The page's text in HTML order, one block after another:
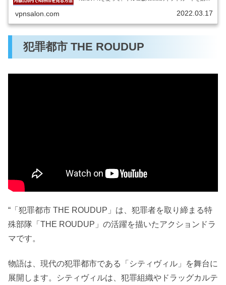
事ではトルコ版Neflixの契約方法・やり方を解説します。
vpnsalon.com 2022.03.17
犯罪都市 THE ROUDUP
“「犯罪都市 THE ROUDUP」は、犯罪者を取り締まる特
殊部隊「THE ROUDUP」の活躍を描いたアクションドラ
マです。
物語は、現代の犯罪都市である「シティヴィル」を舞台に
展開します。シティヴィルは、犯罪組織やドラッグカルテ